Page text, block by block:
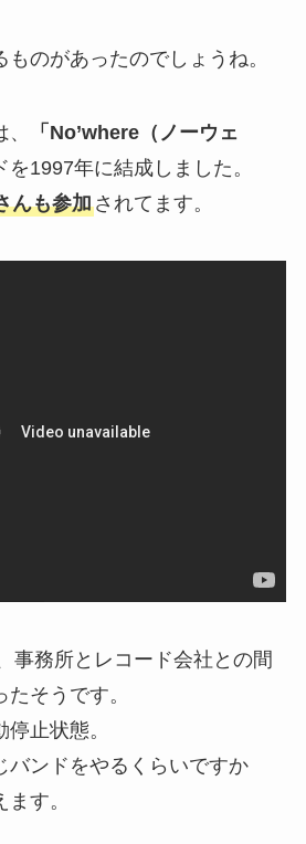
のがあったのでしょうね。
「No’where（ノーウェ
を1997年に結成しました。
んも参加されてます。
事務所とレコード会社との間
そうです。
止状態。
バンドをやるくらいですか
す。